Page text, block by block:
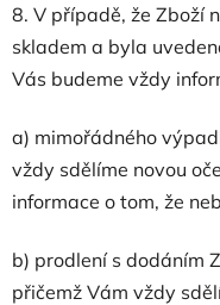
8. V případě, že Zboží
skladem a byla
Vás budeme vždy
a) mimořádného
vždy sdělíme novou
informace o tom, že
b) prodlení s dodáním
přičemž Vám vždy